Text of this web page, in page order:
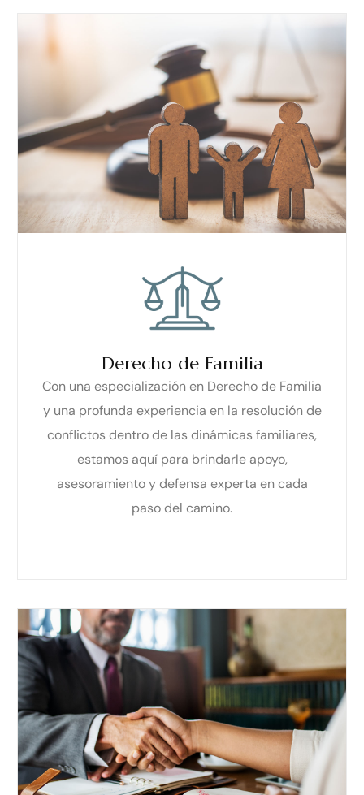
Derecho de Familia
Con una especialización en Derecho de Familia
y una profunda experiencia en la resolución de
conflictos dentro de las dinámicas familiares,
estamos aquí para brindarle apoyo,
asesoramiento y defensa experta en cada
paso del camino.